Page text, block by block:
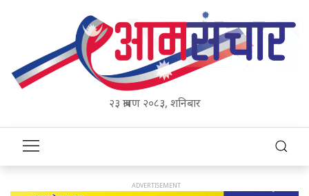
२३ श्रावण २०८३, शनिबार